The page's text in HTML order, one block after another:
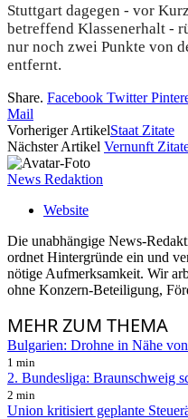
Stuttgart dagegen - vor
betreffend Klassenerhalt -
nur noch zwei Punkte von
entfernt.
Share. Facebook Twitter
Mail
Vorheriger ArtikelStaat Zitate
Nächster Artikel Vernunft
News Redaktion
Website
Die unabhängige News-
ordnet Hintergründe ein und
nötige Aufmerksamkeit. Wir
ohne Konzern-Beteiligung,
MEHRZUM THEMA
Bulgarien: Drohne in Nähe
1 min
2. Bundesliga: Braunschweig
2 min
Union kritisiert geplante